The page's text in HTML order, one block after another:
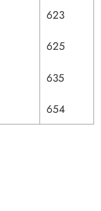
623
625
635
654